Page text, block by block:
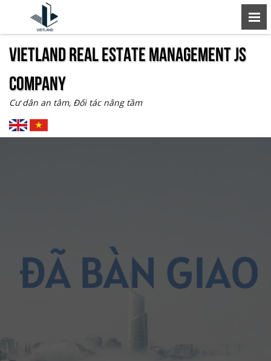
VIETLAND REAL ESTATE MANAGEMENT JS
COMPANY
Cư dân an tâm, Đối tác nâng tầm